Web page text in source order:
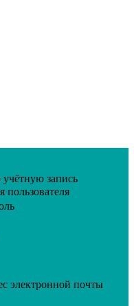
запись
пользователя
электронной почты